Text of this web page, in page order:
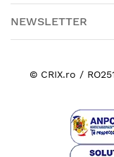
NEWSLETTER
© CRIX.ro /